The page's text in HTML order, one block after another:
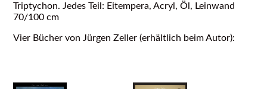
Triptychon. Jedes Teil: Eitempera, Acryl, Öl, Leinwand
70/100 cm
Vier Bücher von Jürgen Zeller (erhältlich beim Autor):